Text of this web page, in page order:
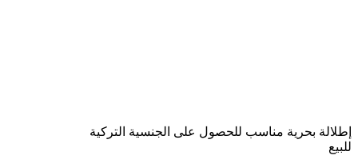
إطلالة بحرية مناسب للحصول على الجنسية التركية
للبيع